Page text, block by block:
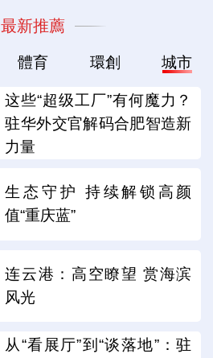
最新推薦
體育 環創 城市
这些“超级工厂”有何魔力？
驻华外交官解码合肥智造新
力量
生态守护 持续解锁高颜
值“重庆蓝”
连云港：高空瞭望 赏海滨
风光
从“看展厅”到“谈落地”：驻